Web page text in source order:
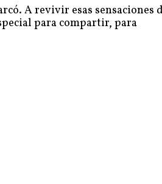
A revivir esas sensaciones
para compartir, para